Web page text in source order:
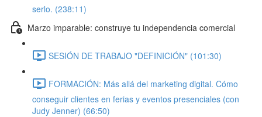
serlo. (238:11)
Marzo imparable: construye tu independencia comercial
SESIÓN DE TRABAJO "DEFINICIÓN" (101:30)
FORMACIÓN: Más allá del marketing digital. Cómo
conseguir clientes en ferias y eventos presenciales (con
Judy Jenner) (66:50)